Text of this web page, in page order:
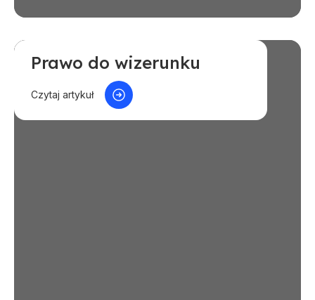
Jak orzekają sądy
Prawo do wizerunku
Czytaj artykuł